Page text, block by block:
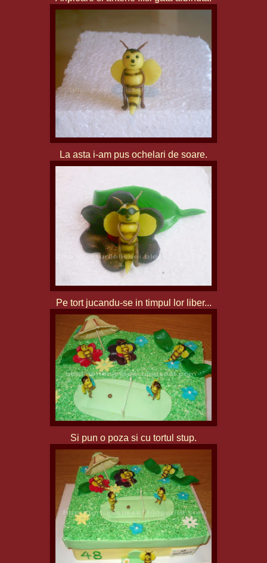
La asta i-am pus ochelari de soare.
Pe tort jucandu-se in timpul lor liber...
Si pun o poza si cu tortul stup.